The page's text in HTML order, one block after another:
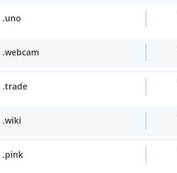
.uno
.webcam
.trade
.wiki
.pink